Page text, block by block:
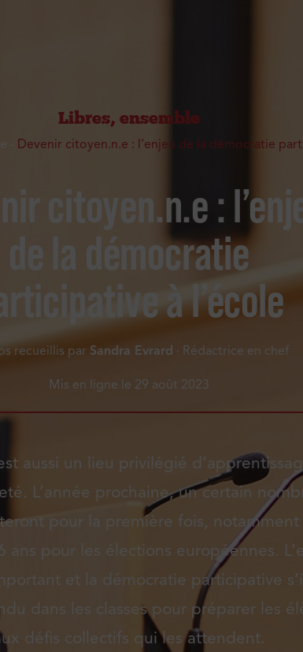
Libres, ensemble
- Devenir citoyen.n.e : l’enjeu de la démocratie
citoyen.n.e :
de la démocratie
à l’école
recueillis par Sandra Evrard · Rédactrice en chef
Mis en ligne le 29 août 2023
aussi un lieu privilégié
L’année prochaine, un certain
pour la première fois, notamment
ans pour les élections européennes.
et la démocratie participative
dans les classes pour préparer les
défis collectifs qui les attendent.